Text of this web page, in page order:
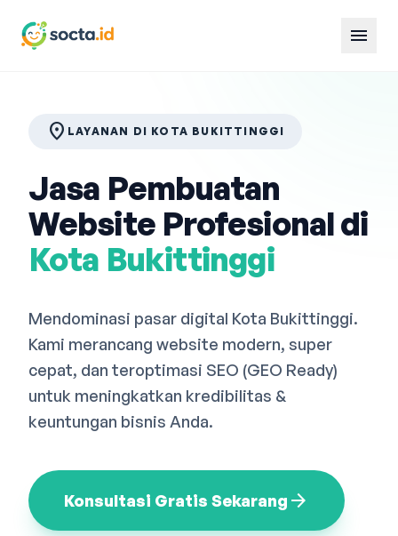
menu
Bahasa Indonesia English
location_on LAYANAN DI KOTA BUKITTINGGI
Jasa Pembuatan
Website Profesional di
Kota Bukittinggi
Mendominasi pasar digital Kota Bukittinggi.
Kami merancang website modern, super
cepat, dan teroptimasi SEO (GEO Ready)
untuk meningkatkan kredibilitas &
keuntungan bisnis Anda.
Konsultasi Gratis Sekarang arrow_forward